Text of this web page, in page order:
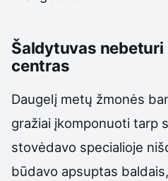
Šaldytuvas
centras
Daugelį metų žmonės
gražiai įkomponuoti tarp
stovėdavo specialioje
būdavo apsuptas